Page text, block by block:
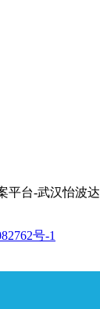
平台-武汉怡波达
号-1